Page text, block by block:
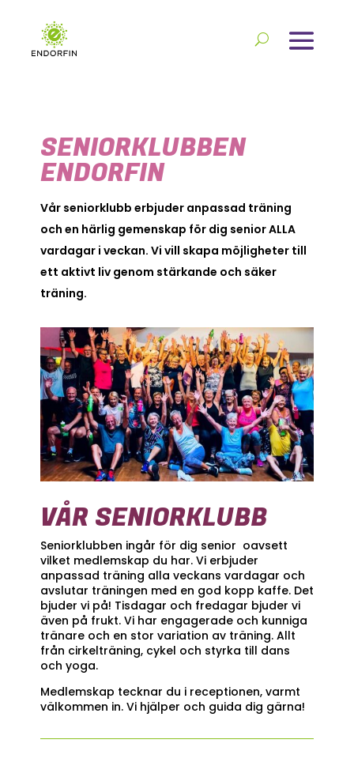
SENIORKLUBBEN
ENDORFIN
Vår seniorklubb erbjuder anpassad träning
och en härlig gemenskap för dig senior ALLA
vardagar i veckan. Vi vill skapa möjligheter till
ett aktivt liv genom stärkande och säker
träning.
VÅR SENIORKLUBB
Seniorklubben ingår för dig senior oavsett
vilket medlemskap du har. Vi erbjuder
anpassad träning alla veckans vardagar och
avslutar träningen med en god kopp kaffe. Det
bjuder vi på! Tisdagar och fredagar bjuder vi
även på frukt. Vi har engagerade och kunniga
tränare och en stor variation av träning. Allt
från cirkelträning, cykel och styrka till dans
och yoga.
Medlemskap tecknar du i receptionen, varmt
välkommen in. Vi hjälper och guida dig gärna!